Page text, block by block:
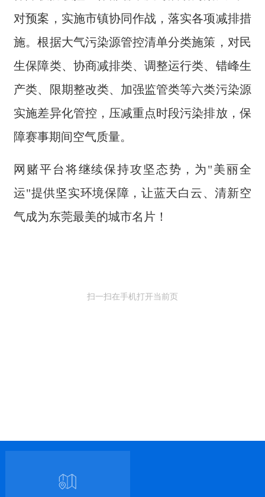
对预案，实施市镇协同作战，落实各项减排措
施。根据大气污染源管控清单分类施策，对民
生保障类、协商减排类、调整运行类、错峰生
产类、限期整改类、加强监管类等六类污染源
实施差异化管控，压减重点时段污染排放，保
障赛事期间空气质量。
网赌平台将继续保持攻坚态势，为"美丽全
运"提供坚实环境保障，让蓝天白云、清新空
气成为东莞最美的城市名片！
扫一扫在手机打开当前页